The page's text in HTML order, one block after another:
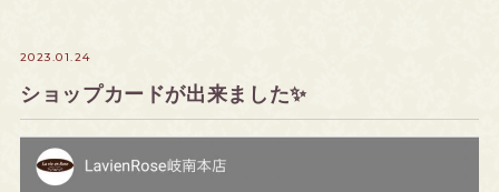
2023.01.24
ショップカードが出来ました✨